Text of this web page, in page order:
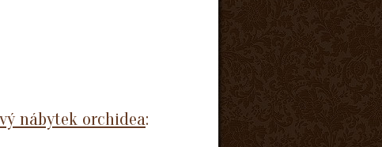
nábytek orchidea: